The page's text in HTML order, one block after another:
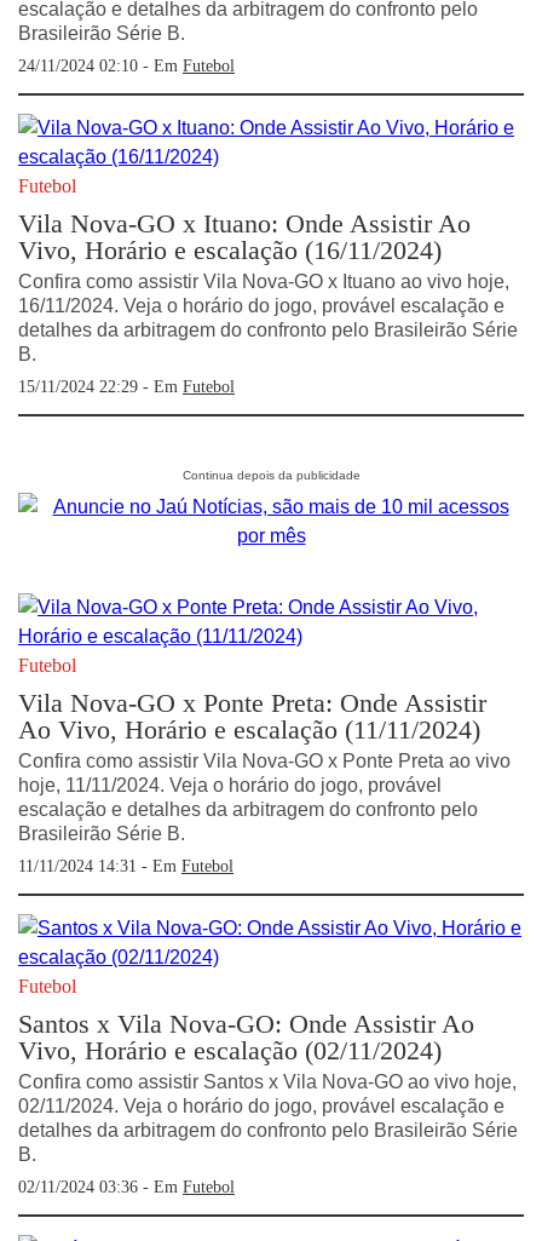
escalação e detalhes da arbitragem do confronto pelo
Brasileirão Série B.
24/11/2024 02:10 - Em Futebol
Futebol
Vila Nova-GO x Ituano: Onde Assistir Ao
Vivo, Horário e escalação (16/11/2024)
Confira como assistir Vila Nova-GO x Ituano ao vivo hoje,
16/11/2024. Veja o horário do jogo, provável escalação e
detalhes da arbitragem do confronto pelo Brasileirão Série
B.
15/11/2024 22:29 - Em Futebol
Futebol
Vila Nova-GO x Ponte Preta: Onde Assistir
Ao Vivo, Horário e escalação (11/11/2024)
Confira como assistir Vila Nova-GO x Ponte Preta ao vivo
hoje, 11/11/2024. Veja o horário do jogo, provável
escalação e detalhes da arbitragem do confronto pelo
Brasileirão Série B.
11/11/2024 14:31 - Em Futebol
Futebol
Santos x Vila Nova-GO: Onde Assistir Ao
Vivo, Horário e escalação (02/11/2024)
Confira como assistir Santos x Vila Nova-GO ao vivo hoje,
02/11/2024. Veja o horário do jogo, provável escalação e
detalhes da arbitragem do confronto pelo Brasileirão Série
B.
02/11/2024 03:36 - Em Futebol